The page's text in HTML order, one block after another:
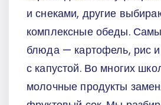
и снеками, другие
комплексные обеды.
блюда — картофель, рис
с капустой. Во многих
молочные продукты